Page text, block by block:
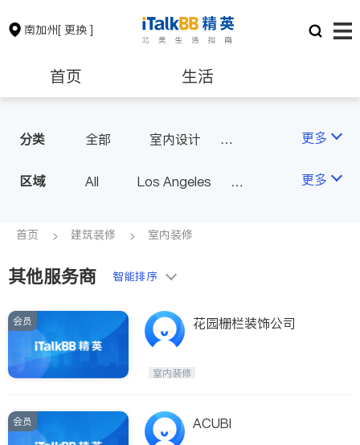
南加州[ 更换 ]
首页 生活
保险理财 房地产租售
银行贷款 会计师
建筑装修
非盈利组织
分类 全部
室内设计
卫浴洁具
地板建材
更多
区域 All
Los Angeles
Alhambra & San Gabriel
Diamond Bar & Covina
Rowland Heights & Hacienda H
ties
Inyo & San Bernardino
更多
首页 建筑装修 室内装修
其他服务商 智能排序
会员 花园栅栏装饰公司
室内装修
会员 ACUBI